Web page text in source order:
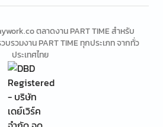
ตลาดงาน PART TIME สำหรับ
รวมงาน PART TIME ทุกประเภท จากทั่ว
ประเทศไทย